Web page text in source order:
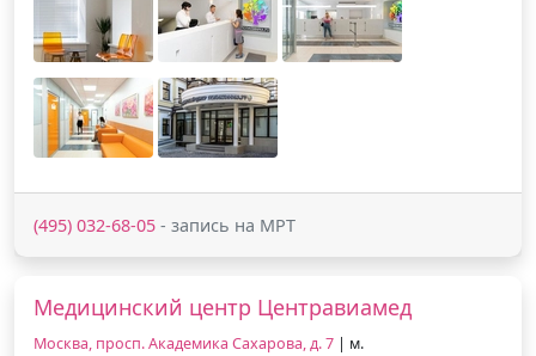
(495) 032-68-05 - запись на МРТ
Медицинский центр Центравиамед
Москва, просп. Академика Сахарова, д. 7 | м.